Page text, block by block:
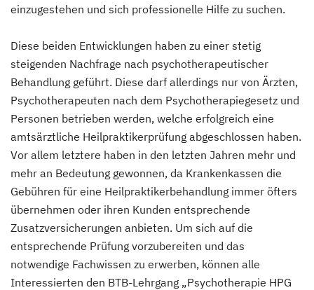
einzugestehen und sich professionelle Hilfe zu suchen.
Diese beiden Entwicklungen haben zu einer stetig
steigenden Nachfrage nach psychotherapeutischer
Behandlung geführt. Diese darf allerdings nur von Ärzten,
Psychotherapeuten nach dem Psychotherapiegesetz und
Personen betrieben werden, welche erfolgreich eine
amtsärztliche Heilpraktikerprüfung abgeschlossen haben.
Vor allem letztere haben in den letzten Jahren mehr und
mehr an Bedeutung gewonnen, da Krankenkassen die
Gebühren für eine Heilpraktikerbehandlung immer öfters
übernehmen oder ihren Kunden entsprechende
Zusatzversicherungen anbieten. Um sich auf die
entsprechende Prüfung vorzubereiten und das
notwendige Fachwissen zu erwerben, können alle
Interessierten den BTB-Lehrgang „Psychotherapie HPG